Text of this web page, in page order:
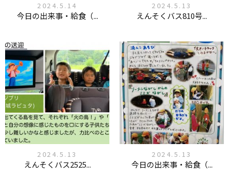
2024.5.14
今日の出来事・給食（...
2024.5.13
えんそくバス810号...
2024.5.13
えんそくバス2525...
2024.5.13
今日の出来事・給食（...